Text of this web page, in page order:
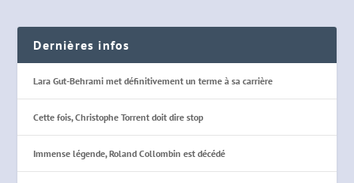
Dernières infos
Lara Gut-Behrami met définitivement un terme à sa carrière
Cette fois, Christophe Torrent doit dire stop
Immense légende, Roland Collombin est décédé